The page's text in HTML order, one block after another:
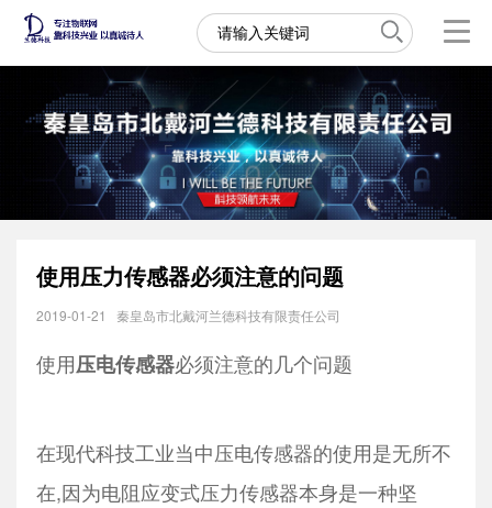
使用压力传感器必须注意的问题
2019-01-21 秦皇岛市北戴河兰德科技有限责任公司
使用压电传感器必须注意的几个问题
在现代科技工业当中压电传感器的使用是无所不
在,因为电阻应变式压力传感器本身是一种坚